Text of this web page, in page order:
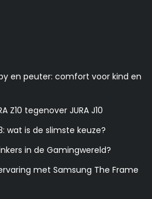
en peuter: comfort voor kind en
Z10 tegenover JURA J10
wat is de slimste keuze?
in de Gamingwereld?
met Samsung The Frame